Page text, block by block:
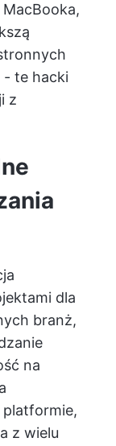
- te hacki
z
dla
branż,
na
platformie,
z wielu